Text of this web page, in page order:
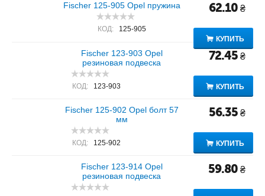
Fischer 125-905 Opel пружина
КОД: 125-905
62.10 ₴
КУПИТЬ
Fischer 123-903 Opel
резиновая подвеска
КОД: 123-903
72.45 ₴
КУПИТЬ
Fischer 125-902 Opel болт 57
мм
КОД: 125-902
56.35 ₴
КУПИТЬ
Fischer 123-914 Opel
резиновая подвеска
59.80 ₴